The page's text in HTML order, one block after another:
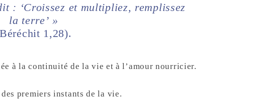
: ‘Croissez et multipliez, remplissez
la terre’ »
1,28).
à la continuité de la vie et à l’amour nourricier.
premiers instants de la vie.